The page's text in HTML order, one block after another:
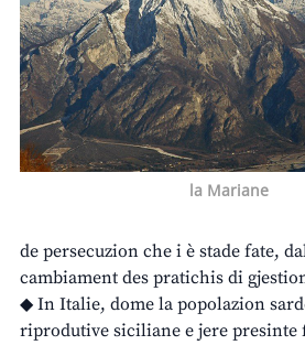
la Mariane
de persecuzion che i è stade fate,
cambiament des pratichis di
◆ In Italie, dome la popolazion
riprodutive siciliane e jere